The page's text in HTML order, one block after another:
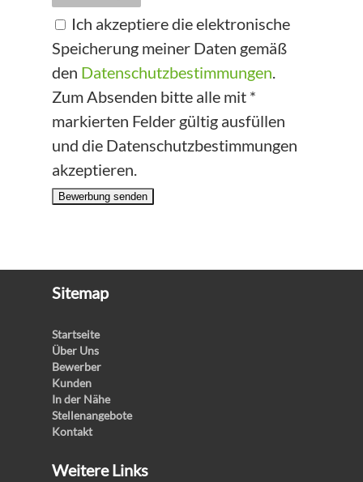
Ich akzeptiere die elektronische
Speicherung meiner Daten gemäß
den Datenschutzbestimmungen.
Zum Absenden bitte alle mit *
markierten Felder gültig ausfüllen
und die Datenschutzbestimmungen
akzeptieren.
Bewerbung senden
Sitemap
Startseite
Über Uns
Bewerber
Kunden
In der Nähe
Stellenangebote
Kontakt
Weitere Links